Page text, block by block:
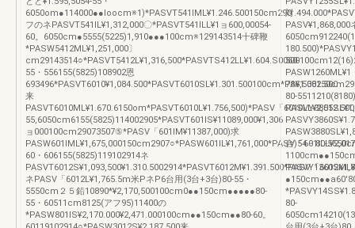
6050om●114000●●loocm※1)*PASVT541lML¥1.246.500150cm290
フのネPASVT541lL¥1,312,000〇*PASVT541lLL¥1ョ600,00054-
60。6050cm●5555(5225)1,910●●●100cm※129143514十碑鞭
*PASW5412ML¥1,251,000〕
cm29143514○*PASVT5412L¥1,316,500*PASVTS412LL¥1.604.S0060-
55・556155(5825)108902恩
693496*PASVT6010¥1,084.500*PASVT6010SL¥1.301.500100cm*PA¥1.382.500
来
PASVT6010ML¥1.670.6150om*PASVT6010L¥1.756,500)*PASV「
55,6050cm6155(5825)114002905*PASVT601lS¥11089,000¥1,306
ョ000100cm29073507⑤*PASV「601lM¥11387,000)求
PASW601lML¥1,675,000150cm2907○*PASW601lL¥1,761,000*PASV「
60・606155(5825)119102914ネ
PASVT6012S¥1,093,500¥1.310.5002914*PASVT6012M¥1.391.500*PASV「
ネPASV「6012L¥1,765.5m米PネP6台用(3台+3台)80-55・
5550cm２５鉛10890*¥2,170,500100cm0●●150cm●●●●●80-
55・60511cm8125(アフ95)11400の
*PASW801lS¥2,170.000¥2,471.000100cm●●150cm●●80-60。
対
PASV¥1,868,000
PASW1260ML¥1
80-
台)54・80-
80-